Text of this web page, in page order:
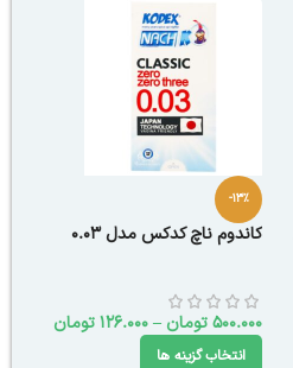
-13%
کاندوم ناچ کدکس مدل 0.03
500.000تومان –
126.000تومان
انتخاب گزینه ها